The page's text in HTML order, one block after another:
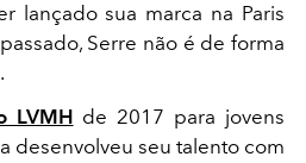
lançado sua marca na Paris
Serre não é de forma
LVMH de 2017 para jovens
desenvolveu seu talento com